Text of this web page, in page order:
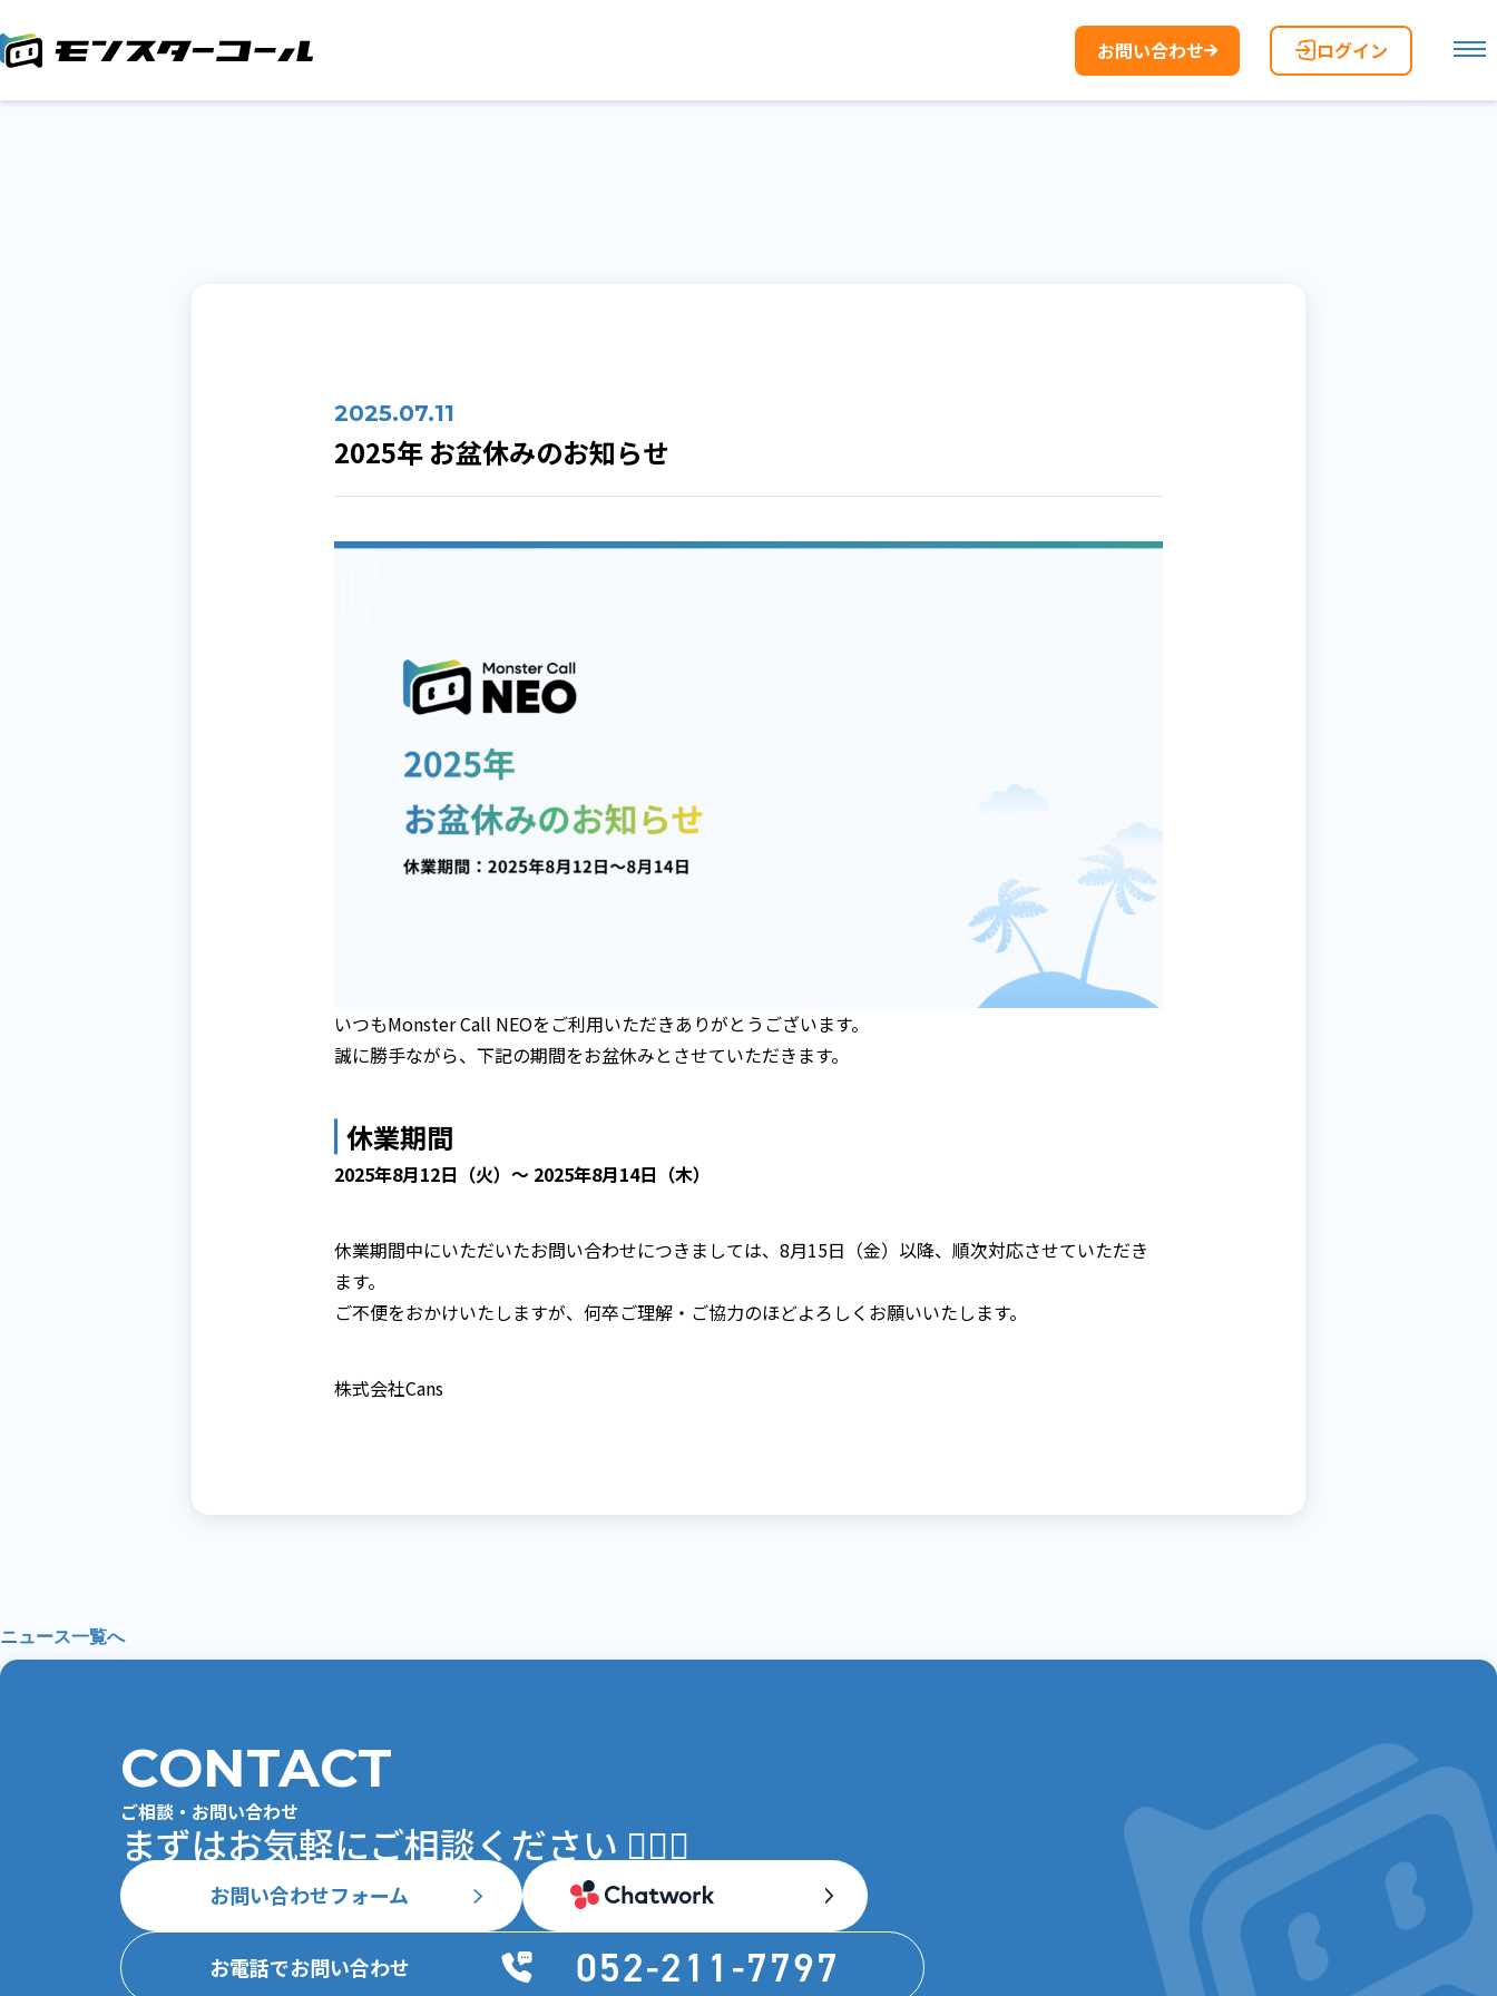
お問い合わせ ログイン
2025.07.11
2025年 お盆休みのお知らせ
いつもMonster Call NEOをご利用いただきありがとうございます。
誠に勝手ながら、下記の期間をお盆休みとさせていただきます。
休業期間
2025年8月12日（火）〜 2025年8月14日（木）
休業期間中にいただいたお問い合わせにつきましては、8月15日（金）以降、順次対応させていただき
ます。
ご不便をおかけいたしますが、何卒ご理解・ご協力のほどよろしくお願いいたします。
株式会社Cans
ニュース一覧へ
CONTACT
ご相談・お問い合わせ
まずはお気軽にご相談ください 💁🏻‍♀️
お問い合わせフォーム
お電話でお問い合わせ 052-211-7797